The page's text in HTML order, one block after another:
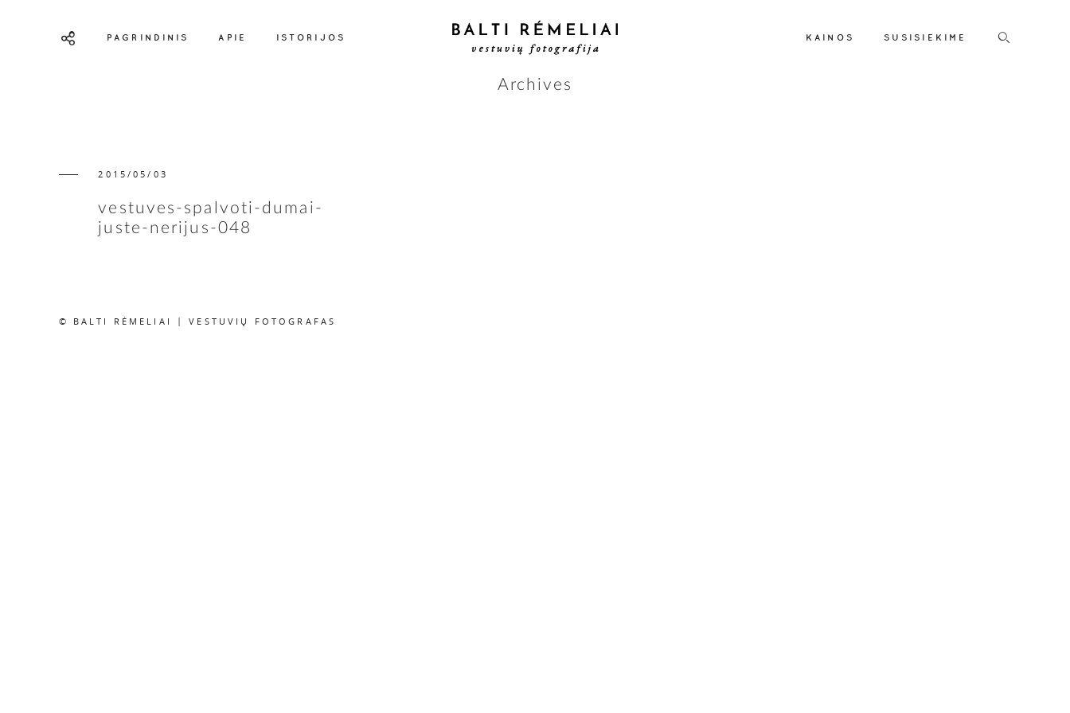
PAGRINDINIS APIE ISTORIJOS KAINOS SUSISIEKIME
Archives
2015/05/03
vestuves-spalvoti-dumai-
juste-nerijus-048
© BALTI RĖMELIAI | VESTUVIŲ FOTOGRAFAS